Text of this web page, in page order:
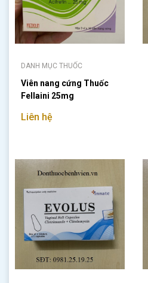
DANH MỤC THUỐC
Viên nang cứng Thuốc
Fellaini 25mg
Liên hệ